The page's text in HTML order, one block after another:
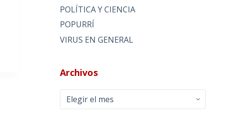
POLÍTICA Y CIENCIA
POPURRÍ
VIRUS EN GENERAL
Archivos
Archivos